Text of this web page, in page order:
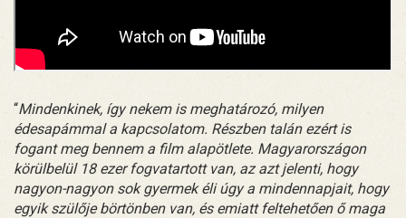
“Mindenkinek, így nekem is meghatározó, milyen
édesapámmal a kapcsolatom. Részben talán ezért is
fogant meg bennem a film alapötlete. Magyarországon
körülbelül 18 ezer fogvatartott van, az azt jelenti, hogy
nagyon-nagyon sok gyermek éli úgy a mindennapjait, hogy
egyik szülője börtönben van, és emiatt feltehetően ő maga